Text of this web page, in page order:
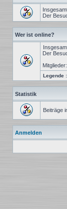
Der
Wer ist online?
Der
Mitglieder:
Legende
Statistik
Beiträge
Anmelden